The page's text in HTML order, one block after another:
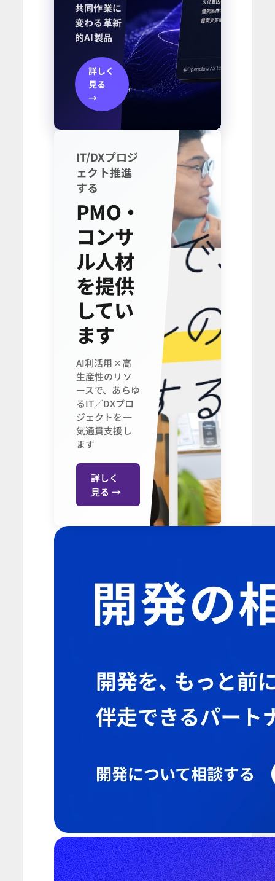
共同作業に
変わる革新
的AI製品
詳しく
見る
→
IT/DXプロジ
ェクト推進
する
PMO・
コンサ
ル人材
を提供
してい
ます
AI利活用×高
生産性のリソ
ースで、あらゆ
るIT／DXプロ
ジェクトを一
気通貫支援し
ます
詳しく
見る →